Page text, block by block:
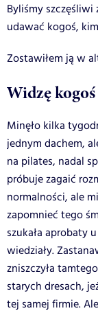
Byliśmy szczęśliwi
udawać kogoś,
Zostawiłem ją w
Widzę
Minęło kilka
jednym dachem,
na pilates, nadal
próbuje zagaić
normalności, ale
zapomnieć tego
szukała aprobaty
wiedziały.
zniszczyła
starych dresach,
tej samej firmie.